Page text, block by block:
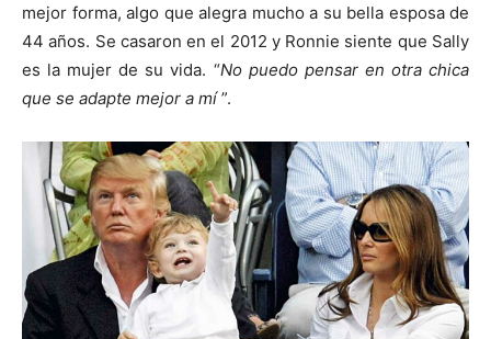
mejor forma, algo que alegra mucho a su bella esposa de
44 años. Se casaron en el 2012 y Ronnie siente que Sally
es la mujer de su vida. “No puedo pensar en otra chica
que se adapte mejor a mí”.